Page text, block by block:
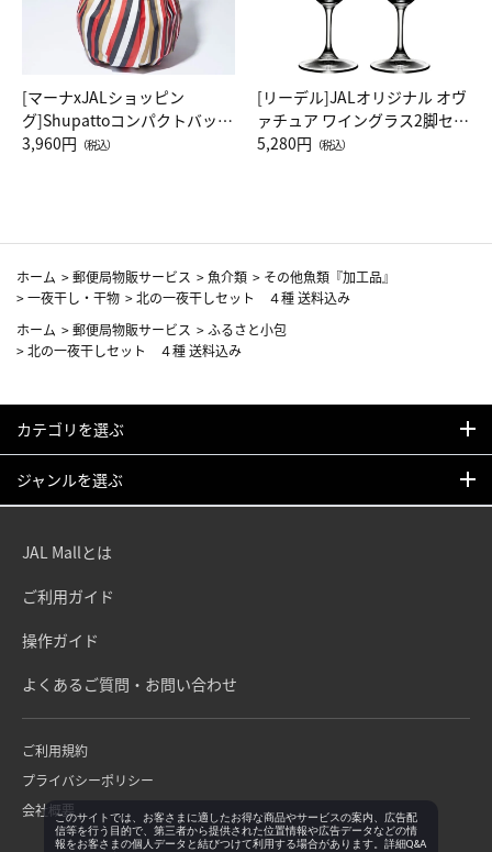
[マーナxJALショッピン
グ]Shupattoコンパクトバッグ
Drop JAL客室乗務員（LC）ス
3,960円 （税込）
[リーデル]JALオリジナル オヴ
ァチュア ワイングラス2脚セッ
ト（レッドワイン）
5,280円 （税込）
ホーム >郵便局物販サービス >魚介類 > その他魚類『加工品』
>一夜干し・干物 >北の一夜干しセット ４種 送料込み
ホーム >郵便局物販サービス >ふるさと小包
>北の一夜干しセット ４種 送料込み
カテゴリを選ぶ
ジャンルを選ぶ
JAL Mallとは
ご利用ガイド
操作ガイド
よくあるご質問・お問い合わせ
ご利用規約
プライバシーポリシー
会社概要このサイトでは、お客さまに適したお得な商品やサービスの案内、広告配
信等を行う目的で、第三者から提供された位置情報や広告データなどの情
報をお客さまの個人データと結びつけて利用する場合があります。詳細Q&A